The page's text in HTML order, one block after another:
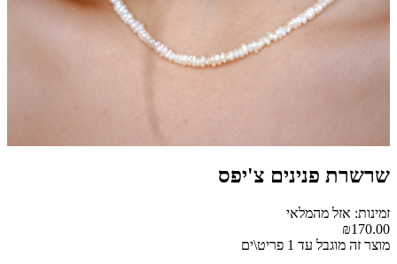
שרשרת פנינים צ'יפס
זמינות: אזל מהמלאי
₪170.00
מוצר זה מוגבל עד 1 פריט\ים